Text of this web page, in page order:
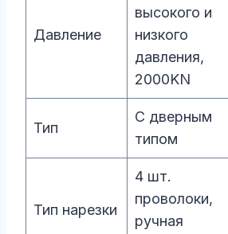
Давление
высокого и
низкого
давления,
2000KN
Тип
С дверным
типом
Тип нарезки
4 шт.
проволоки,
ручная